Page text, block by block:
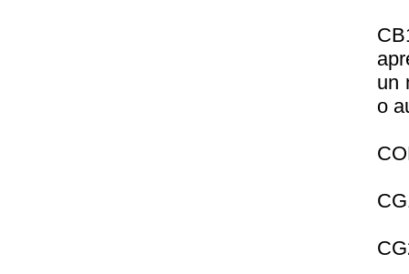
un
o